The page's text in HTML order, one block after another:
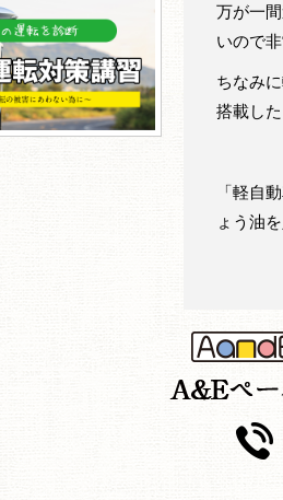
万が一
いので
ちなみ
搭載し
「軽自
ょう油